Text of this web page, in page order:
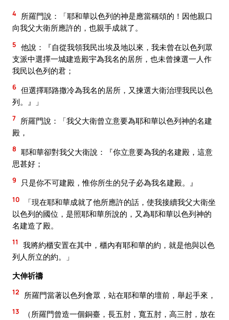
4 所羅門說：「耶和華以色列的神是應當稱頌的！因他親口
向我父大衛所應許的，也親手成就了。
5 他說：『自從我領我民出埃及地以來，我未曾在以色列眾
支派中選擇一城建造殿宇為我名的居所，也未曾揀選一人作
我民以色列的君；
6 但選擇耶路撒冷為我名的居所，又揀選大衛治理我民以色
列。』」
7 所羅門說：「我父大衛曾立意要為耶和華以色列神的名建
殿，
8 耶和華卻對我父大衛說：『你立意要為我的名建殿，這意
思甚好；
9 只是你不可建殿，惟你所生的兒子必為我名建殿。』
10
「現在耶和華成就了他所應許的話，使我接續我父大衛坐
以色列的國位，是照耶和華所說的，又為耶和華以色列神的
名建造了殿。
11
我將約櫃安置在其中，櫃內有耶和華的約，就是他與以色
列人所立的約。」
大伸祈禱
12 所羅門當著以色列會眾，站在耶和華的壇前，舉起手來，
13
（所羅門曾造一個銅臺，長五肘，寬五肘，高三肘，放在